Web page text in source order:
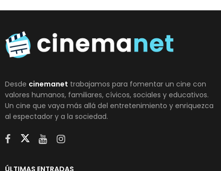
Desde cinemanet trabajamos para fomentar un cine con
valores humanos, familiares, cívicos, sociales y educativos.
Un cine que vaya más allá del entretenimiento y enriquezca
al espectador y a la sociedad.
ÚLTIMAS ENTRADAS